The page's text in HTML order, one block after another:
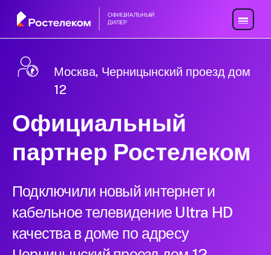
Москва, Черницынский проезд дом
12
Официальный
партнер Ростелеком
Подключили новый интернет и
кабельное телевидение Ultra HD
качества в доме по адресу